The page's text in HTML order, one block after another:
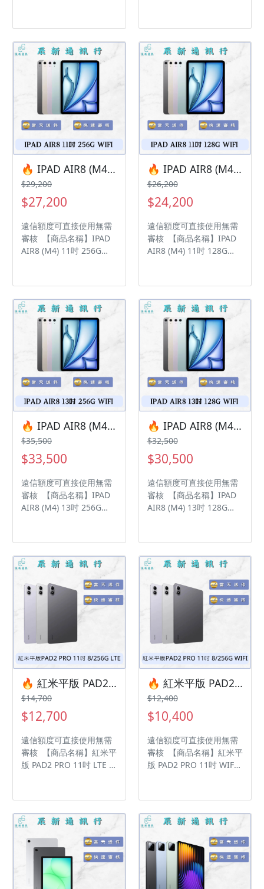
題都歡迎洽群官方LINE：
@kjg6280d • 七日鑑賞期
內，如商品有問題，請盡
速向我們告知並且協助處
理 • 全新品為原廠保固一
年，中古機店家保固15天
• 店家擁有隨時修改、變
更、暫停活動之權利 下單
前請先私訊和加LINE來幫
您安排快速審核及回報審
核進度 LINE
ID:@kjg6280d 大呼小叫
辰通訊行 雲林縣虎尾鎮林
森路二段200號 電話:05-
6339809 在地經營12年店
題都歡迎洽群官方LINE：
@kjg6280d • 七日鑑賞期
內，如商品有問題，請盡
速向我們告知並且協助處
理 • 全新品為原廠保固一
年，中古機店家保固15天
• 店家擁有隨時修改、變
更、暫停活動之權利 下單
前請先私訊和加LINE來幫
您安排快速審核及回報審
核進度 LINE
ID:@kjg6280d 大呼小叫
辰通訊行 雲林縣虎尾鎮林
森路二段200號 電話:05-
6339809 在地經營12年店
🔥 IPAD AIR8 (M4) 11吋 256G WIFI 有額度快速過件 🎯 想換新機？現在就是最佳時機！現貨當天審件當天過件即可以馬上寄出
$29,200
$27,200
遠信額度可直接使用無需
審核 【商品名稱】IPAD
AIR8 (M4) 11吋 256G
任何問題都歡迎洽群官方
LINE：@kjg6280d • 七日
鑑賞期內，如商品有問
題，請盡速向我們告知並
且協助處理 • 全新品為原
廠保固一年，中古機店家
保固15天 • 店家擁有隨時
修改、變更、暫停活動之
權利 下單前請先私訊和加
LINE來幫您安排快速審核
及回報審核進度 LINE
ID:@kjg6280d 大呼小叫
辰通訊行 雲林縣虎尾鎮林
森路二段200號 電話:05-
6339809 在地經營12年店
🔥 IPAD AIR8 (M4) 11吋 128G WIFI 有額度快速過件 🎯 想換新機？現在就是最佳時機！現貨當天審件當天過件即可以馬上寄出
$26,200
$24,200
遠信額度可直接使用無需
審核 【商品名稱】IPAD
AIR8 (M4) 11吋 128G
任何問題都歡迎洽群官方
LINE：@kjg6280d • 七日
鑑賞期內，如商品有問
題，請盡速向我們告知並
且協助處理 • 全新品為原
廠保固一年，中古機店家
保固15天 • 店家擁有隨時
修改、變更、暫停活動之
權利 下單前請先私訊和加
LINE來幫您安排快速審核
及回報審核進度 LINE
ID:@kjg6280d 大呼小叫
辰通訊行 雲林縣虎尾鎮林
森路二段200號 電話:05-
6339809 在地經營12年店
🔥 IPAD AIR8 (M4) 13吋 256G WIFI 有額度快速過件 🎯 想換新機？現在就是最佳時機！現貨當天審件當天過件即可以馬上寄出
$35,500
$33,500
遠信額度可直接使用無需
審核 【商品名稱】IPAD
AIR8 (M4) 13吋 256G
任何問題都歡迎洽群官方
LINE：@kjg6280d • 七日
鑑賞期內，如商品有問
題，請盡速向我們告知並
且協助處理 • 全新品為原
廠保固一年，中古機店家
權利 下單前請先私訊和加
LINE來幫您安排快速審核
及回報審核進度 LINE
ID:@kjg6280d 大呼小叫
辰通訊行 雲林縣虎尾鎮林
森路二段200號 電話:05-
6339809 在地經營12年店
🔥 IPAD AIR8 (M4) 13吋 128G WIFI 有額度快速過件 🎯 想換新機？現在就是最佳時機！現貨當天審件當天過件即可以馬上寄出
$32,500
$30,500
遠信額度可直接使用無需
審核 【商品名稱】IPAD
AIR8 (M4) 13吋 128G
任何問題都歡迎洽群官方
LINE：@kjg6280d • 七日
鑑賞期內，如商品有問
題，請盡速向我們告知並
且協助處理 • 全新品為原
廠保固一年，中古機店家
權利 下單前請先私訊和加
LINE來幫您安排快速審核
及回報審核進度 LINE
ID:@kjg6280d 大呼小叫
辰通訊行 雲林縣虎尾鎮林
森路二段200號 電話:05-
6339809 在地經營12年店
🔥 紅米平版 PAD2 PRO 11吋 8/256G LTE 有額度快速過件 🎯 想換新機？現在就是最佳時機！現貨當天審件當天過件即可以馬上寄出
$14,700
$12,700
遠信額度可直接使用無需
審核 【商品名稱】紅米平
版 PAD2 PRO 11吋 LTE
問題都歡迎洽群官方
LINE：@kjg6280d • 七日
鑑賞期內，如商品有問
題，請盡速向我們告知並
且協助處理 • 全新品為原
廠保固一年，中古機店家
保固15天 • 店家擁有隨時
🔥 紅米平版 PAD2 PRO 11吋 8/256G WIFI 有額度快速過件 🎯 想換新機？現在就是最佳時機！現貨當天審件當天過件即可以馬上寄出
$12,400
$10,400
遠信額度可直接使用無需
審核 【商品名稱】紅米平
版 PAD2 PRO 11吋 WIFI
問題都歡迎洽群官方
LINE：@kjg6280d • 七日
鑑賞期內，如商品有問
題，請盡速向我們告知並
且協助處理 • 全新品為原
廠保固一年，中古機店家
保固15天 • 店家擁有隨時